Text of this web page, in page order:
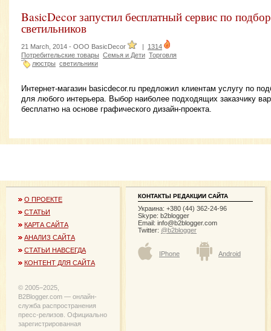
BasicDecor запустил бесплатный сервис по
светильников
21 March, 2014 - OOO BasicDecor | 1314
Потребительские товары Семья и Дети Торговля
люстры светильники
Интернет-магазин basicdecor.ru предложил клиентам услугу по
для любого интерьера. Выбор наиболее подходящих заказчику
бесплатно на основе графического дизайн-проекта.
О ПРОЕКТЕ
СТАТЬИ
КАРТА САЙТА
АНАЛИЗ САЙТА
СТАТЬИ НАВСЕГДА
КОНТЕНТ ДЛЯ САЙТА
© 2005−2025,
B2Blogger.com — онлайн-
служба распространения
пресс-релизов. Официально
зарегистрированная
КОНТАКТЫ РЕДАКЦИИ САЙТА
Украина: +380 (44) 362-24-96
Skype: b2blogger
Email: info@b2blogger.com
Twitter: @b2blogger
IPhone Android